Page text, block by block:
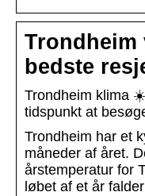
Trondheim
bedste
Trondheim klima
tidspunkt at
Trondheim har et
måneder af året.
årstemperatur for
løbet af et år